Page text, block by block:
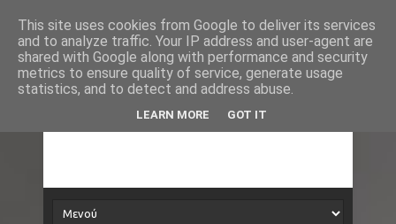
Νέα ΗΠΑ - Βόρεια Καρολίνα: Μακελειό σε σπίτι με
τρεις νεκρούς, ανάμεσά τους και ο δράστης
Στενά Ορμούζ: Δεξαμενόπλοιο ακύρωσε τη
διέλευση έπειτα από δύο εκρήξεις
δορυφόρος
Τα νέα όλου του κόσμου στο πιάτο σας
This site uses cookies from Google to deliver its services
and to analyze traffic. Your IP address and user-agent are
shared with Google along with performance and security
metrics to ensure quality of service, generate usage
statistics, and to detect and address abuse.
LEARN MORE GOT IT